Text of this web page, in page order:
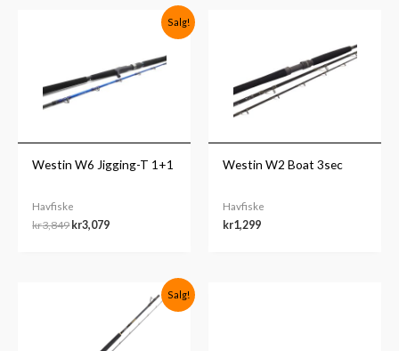
Salg!
Westin W6 Jigging-T 1+1
Havfiske
kr3,849kr3,079
Nåværende
kr3,079.
Westin W2 Boat 3sec
Havfiske
kr1,299
Salg!
Nåværende
kr999.